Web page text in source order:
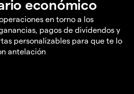
económico
en torno a los
pagos de dividendos y
personalizables para que te lo
antelación